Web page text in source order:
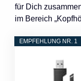
für Dich
im Bereich
EMPFEHLUNG NR. 1